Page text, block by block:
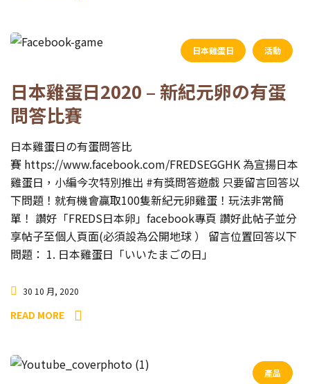
日本雞蛋日 活動
日本雞蛋日2020 – 新紀元卵の有蛋
問答比賽
日本雞蛋日の有蛋問答比
賽 https://www.facebook.com/FREDSEGGHK 為宣揚日本
雞蛋日，小編今次特別推出 #有獎問答遊戲 只要留言回答以
下問題！就有機會贏取100隻新紀元卵雞蛋！玩法非常簡
單！ 讚好「FREDS日本卵」facebook專頁 讚好此帖子並分
享帖子至個人頁面(必須設為公開地球 ） 留言位置回答以下
問題： 1. 日本雞蛋日「いいたまごの日」
30 10 月, 2020
READ MORE
產品